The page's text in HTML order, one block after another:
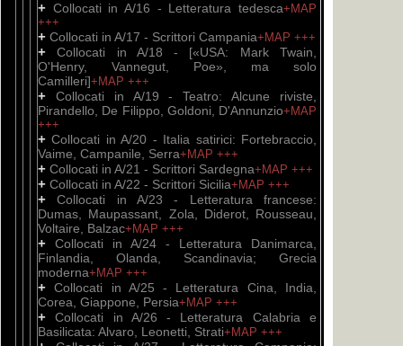
+ Collocati in A/16 - Letteratura tedesca+MAP
+++
+ Collocati in A/17 - Scrittori Campania+MAP +++
+Collocati in A/18 - [«USA: Mark Twain,
O'Henry, Vannegut, Poe», ma solo
Camilleri]+MAP +++
+ Collocati in A/19 - Teatro: Alcune riviste,
Pirandello, De Filippo, Goldoni, D'Annunzio+MAP
+++
+Collocati in A/20 - Italia satirici: Fortebraccio,
Vaime, Campanile, Serra+MAP +++
+ Collocati in A/21 - Scrittori Sardegna+MAP +++
+ Collocati in A/22 - Scrittori Sicilia+MAP +++
+Collocati in A/23 - Letteratura francese:
Dumas, Maupassant, Zola, Diderot, Rousseau,
Voltaire, Balzac+MAP +++
+ Collocati in A/24 - Letteratura Danimarca,
Finlandia, Olanda, Scandinavia; Grecia
moderna+MAP +++
+Collocati in A/25 - Letteratura Cina, India,
Corea, Giappone, Persia+MAP +++
+Collocati in A/26 - Letteratura Calabria e
Basilicata: Alvaro, Leonetti, Strati+MAP +++